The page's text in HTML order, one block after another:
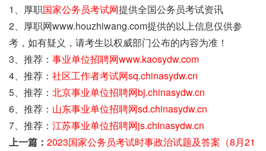
1、厚职国家公务员考试网提供全国公务员考试资讯
2、厚职网www.houzhiwang.com提供的以上信息仅供参
考，如有疑义，请考生以权威部门公布的内容为准！
3、推荐： 事业单位招聘网www.kaosydw.com
4、推荐： 社区工作者考试网sq.chinasydw.cn
5、推荐： 北京事业单位招聘网bj.chinasydw.cn
6、推荐： 山东事业单位招聘网sd.chinasydw.cn
7、推荐： 江苏事业单位招聘网js.chinasydw.cn
上一篇： 2023国家公务员考试时事政治试题及答案（8月21